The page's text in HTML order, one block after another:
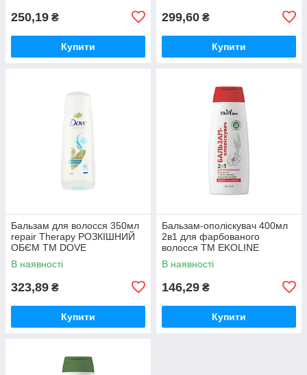
250,19 ₴
Купити
299,60 ₴
Купити
Бальзам для волосся 350мл
repair Therapy РОЗКІШНИЙ
ОБЄМ ТМ DOVE
В наявності
323,89 ₴
Купити
Бальзам-ополіскувач 400мл
2в1 для фарбованого
волосся ТМ EKOLINE
В наявності
146,29 ₴
Купити